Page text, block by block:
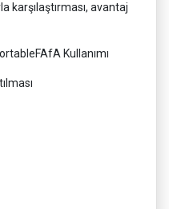
karşılaştırması, avantaj
Kullanımı